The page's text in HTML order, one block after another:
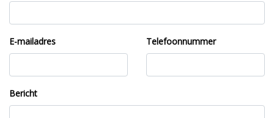
E-mailadres Telefoonnummer
Bericht